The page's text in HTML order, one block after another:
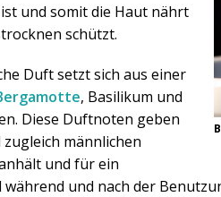
und somit die Haut nährt
schützt.
Duft setzt sich aus einer
, Basilikum und
Diese Duftnoten geben
männlichen
und für ein
während und nach der